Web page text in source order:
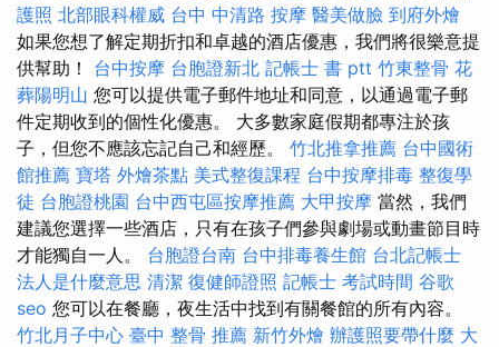
護照 北部眼科權威 台中 中清路 按摩 醫美做臉 到府外燴
如果您想了解定期折扣和卓越的酒店優惠，我們將很樂意提
供幫助！ 台中按摩 台胞證新北 記帳士 書 ptt 竹東整骨 花
葬陽明山 您可以提供電子郵件地址和同意，以通過電子郵
件定期收到的個性化優惠。 大多數家庭假期都專注於孩
子，但您不應該忘記自己和經歷。 竹北推拿推薦 台中國術
館推薦 寶塔 外燴茶點 美式整復課程 台中按摩排毒 整復學
徒 台胞證桃園 台中西屯區按摩推薦 大甲按摩 當然，我們
建議您選擇一些酒店，只有在孩子們參與劇場或動畫節目時
才能獨自一人。 台胞證台南 台中排毒養生館 台北記帳士
法人是什麼意思 清潔 復健師證照 記帳士 考試時間 谷歌
seo 您可以在餐廳，夜生活中找到有關餐館的所有內容。
竹北月子中心 臺中 整骨 推薦 新竹外燴 辦護照要帶什麼 大